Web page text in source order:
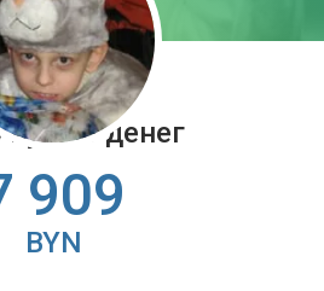
нужно денег
909
BYN